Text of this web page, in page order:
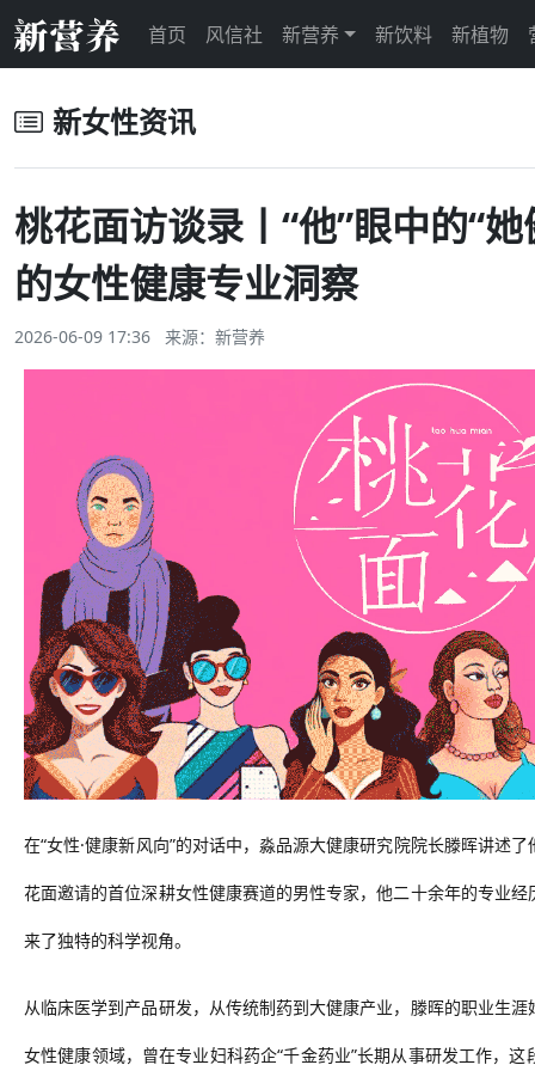
首页 风信社 新营养 新饮料 新植物
新女性资讯
桃花面访谈录丨“他”眼中的“
的女性健康专业洞察
2026-06-09 17:36 来源： 新营养
在“女性·健康新风向”的对话中，淼品源大健康研究院院长滕晖讲述
花面邀请的首位深耕女性健康赛道的男性专家，他二十余年的专业
来了独特的科学视角。
从临床医学到产品研发，从传统制药到大健康产业，滕晖的职业生
女性健康领域，曾在专业妇科药企“千金药业”长期从事研发工作，